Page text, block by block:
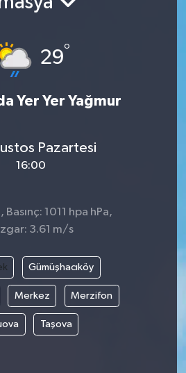
29°
Yer Yer Yağmur
Pazartesi
16:00
Basınç: 1011 hpa hPa,
3.61 m/s
Gümüşhacıköy
Merkez Merzifon
Taşova